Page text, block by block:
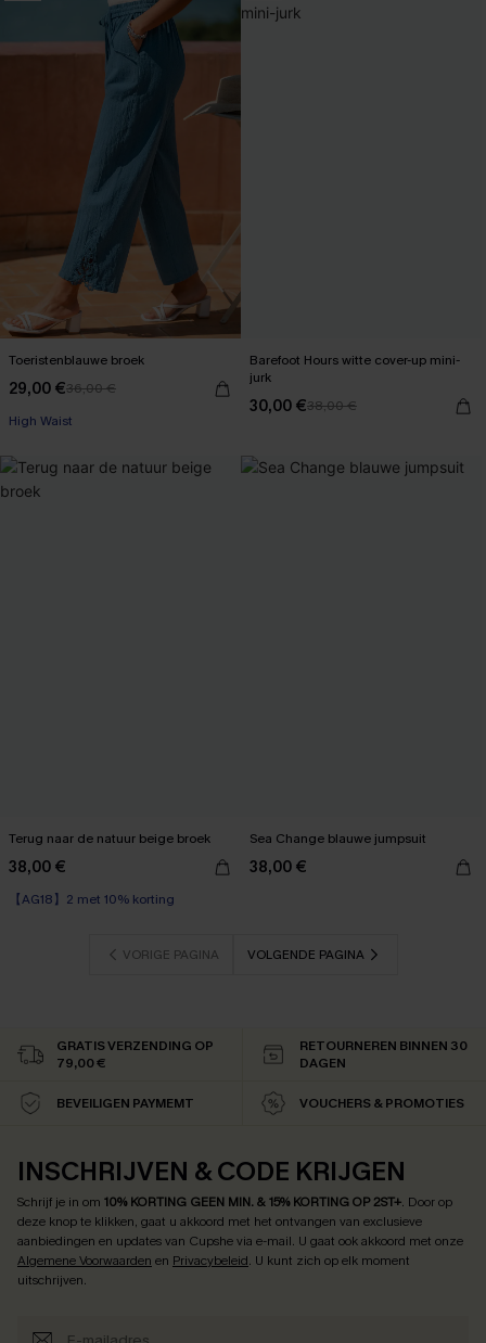
Toeristenblauwe broek
29,00 €36,00 €
High Waist
Barefoot Hours witte cover-up mini-
jurk
30,00 €38,00 €
Terug naar de natuur beige broek
38,00 €
【AG18】2 met 10% korting
Sea Change blauwe jumpsuit
38,00 €
VORIGE PAGINA VOLGENDE PAGINA
GRATIS VERZENDING OP
79,00 €
RETOURNEREN BINNEN 30
DAGEN
BEVEILIGEN PAYMEMT VOUCHERS & PROMOTIES
INSCHRIJVEN & CODE KRIJGEN
Schrijf je in om 10% KORTING GEEN MIN. & 15% KORTING OP 2ST+. Door op
deze knop te klikken, gaat u akkoord met het ontvangen van exclusieve
aanbiedingen en updates van Cupshe via e-mail. U gaat ook akkoord met onze
Algemene Voorwaarden en Privacybeleid. U kunt zich op elk moment
uitschrijven.